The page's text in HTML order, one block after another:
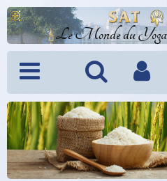
Le Monde du
Menu Recherche